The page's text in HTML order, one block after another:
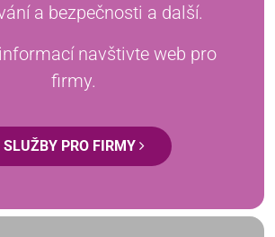
a bezpečnosti a další.
navštivte web pro
firmy.
SLUŽBY PRO FIRMY